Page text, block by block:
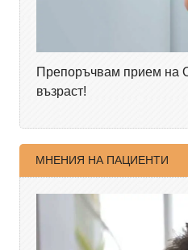
Препоръчвам прием на
възраст!
МНЕНИЯ НА ПАЦИЕНТИ